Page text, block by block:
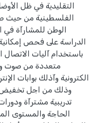
التقليدية في ظل
الفلسطينية من حيث
الوطن للمشارآة في
الدراسة على فحص إمكانية
باستخدام آليات
متعددة من صوت
الكترونية وآذلك بوابات
وذلك من اجل تخفيض
تدريبية مشترآة
الحاجة والمستوى